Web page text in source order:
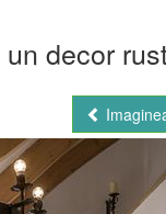
decor